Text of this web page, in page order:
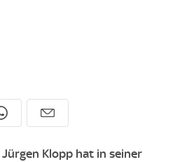
Klopp hat in seiner